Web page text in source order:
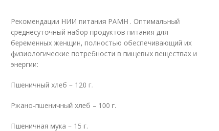
Рекомендации НИИ питания РАМН . Оптимальный
среднесуточный набор продуктов питания для
беременных женщин, полностью обеспечивающий их
физиологические потребности в пищевых веществах и
энергии:
Пшеничный хлеб – 120 г.
Ржано-пшеничный хлеб – 100 г.
Пшеничная мука – 15 г.